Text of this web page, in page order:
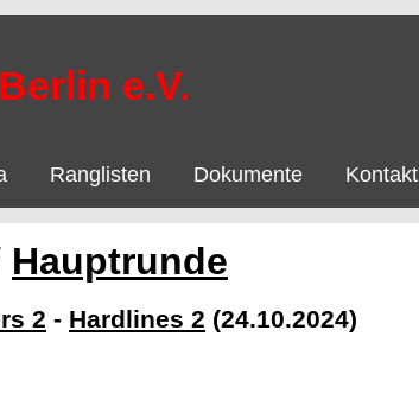
e.V.
Ranglisten Dokumente Kontakt
Hauptrunde
2 - Hardlines 2 (24.10.2024)